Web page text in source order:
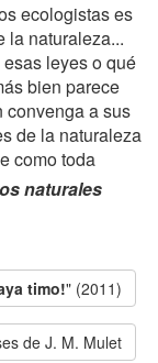
ecologistas es
la naturaleza...
leyes o qué
bien parece
convenga a sus
de la naturaleza
como toda
naturales
timo!" (2011)
de J. M. Mulet